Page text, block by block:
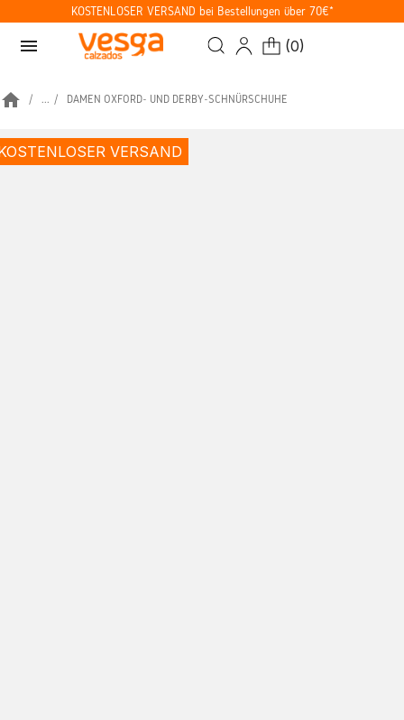
KOSTENLOSER VERSAND bei Bestellungen über 70€*
menu (0)
home ... DAMEN OXFORD- UND DERBY-SCHNÜRSCHUHE
VERSAND